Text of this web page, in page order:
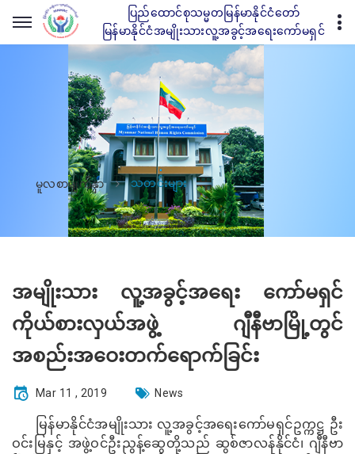
ပြည်ထောင်စုသမ္မတမြန်မာနိုင်ငံတော်
မြန်မာနိုင်ငံအမျိုးသားလူ့အခွင့်အရေးကော်မရှင်
မူလစာမျက်နှာ သတင်းများ
အမျိုးသား လူ့အခွင့်အရေး ကော်မရှင်
ကိုယ်စားလှယ်အဖွဲ့ ဂျီနီဗာမြို့တွင်
အစည်းအဝေးတက်ရောက်ခြင်း
Mar 11 , 2019 News
မြန်မာနိုင်ငံအမျိုးသား လူ့အခွင့်အရေးကော်မရှင်ဥက္ကဋ္ဌ ဦး
ဝင်းမြနှင့် အဖွဲ့ဝင်ဦးညွန့်ဆွေတို့သည် ဆွစ်ဇာလန်နိုင်ငံ၊ ဂျီနီဗာ